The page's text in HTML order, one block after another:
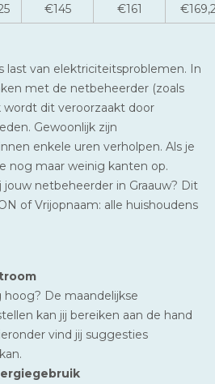
€145 €161
last van elektriciteitsproblemen. In
met de netbeheerder (zoals
wordt dit veroorzaakt door
Gewoonlijk zijn
enkele uren verholpen. Als je
nog maar weinig kanten op.
netbeheerder in Graauw? Dit
of Vrijopnaam: alle huishoudens
De maandelijkse
kan jij bereiken aan de hand
vind jij suggesties